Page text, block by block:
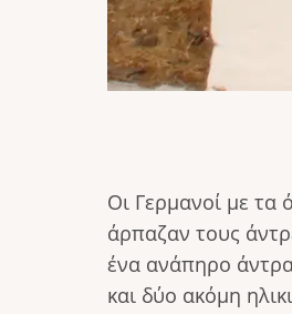
Οι Γερμανοί με τα
άρπαζαν τους
ένα ανάπηρο
και δύο ακόμη